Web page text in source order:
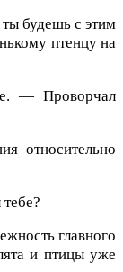
будешь с этим
птенцу на
— Проворчал
относительно
главного
и птицы уже